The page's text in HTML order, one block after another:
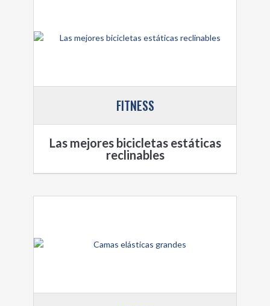
FITNESS
Las mejores bicicletas estáticas
reclinables